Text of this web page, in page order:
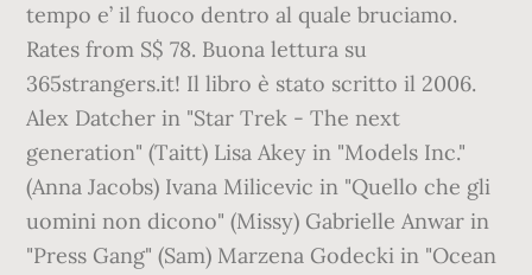
tempo e’ il fuoco dentro al quale bruciamo.
Rates from S$ 78. Buona lettura su
365strangers.it! Il libro è stato scritto il 2006.
Alex Datcher in "Star Trek - The next
generation" (Taitt) Lisa Akey in "Models Inc."
(Anna Jacobs) Ivana Milicevic in "Quello che gli
uomini non dicono" (Missy) Gabrielle Anwar in
"Press Gang" (Sam) Marzena Godecki in "Ocean